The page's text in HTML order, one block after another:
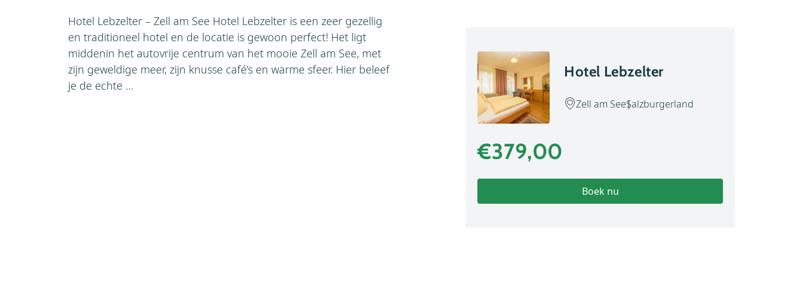
Hotel Lebzelter – Zell am See Hotel Lebzelter is een zeer gezellig
en traditioneel hotel en de locatie is gewoon perfect! Het ligt
middenin het autovrije centrum van het mooie Zell am See, met
zijn geweldige meer, zijn knusse café’s en warme sfeer. Hier beleef
je de echte …
Hotel Lebzelter
Zell am SeeSalzburgerland
€379,00
Boek nu